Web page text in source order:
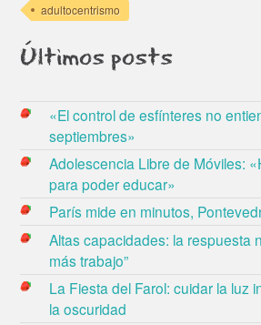
adultocentrismo
Últimos posts
«El control de esfínteres no
septiembres»
Adolescencia Libre de Móviles:
para poder educar»
París mide en minutos,
Altas capacidades: la respuesta
más trabajo”
La Fiesta del Farol: cuidar la luz
la oscuridad